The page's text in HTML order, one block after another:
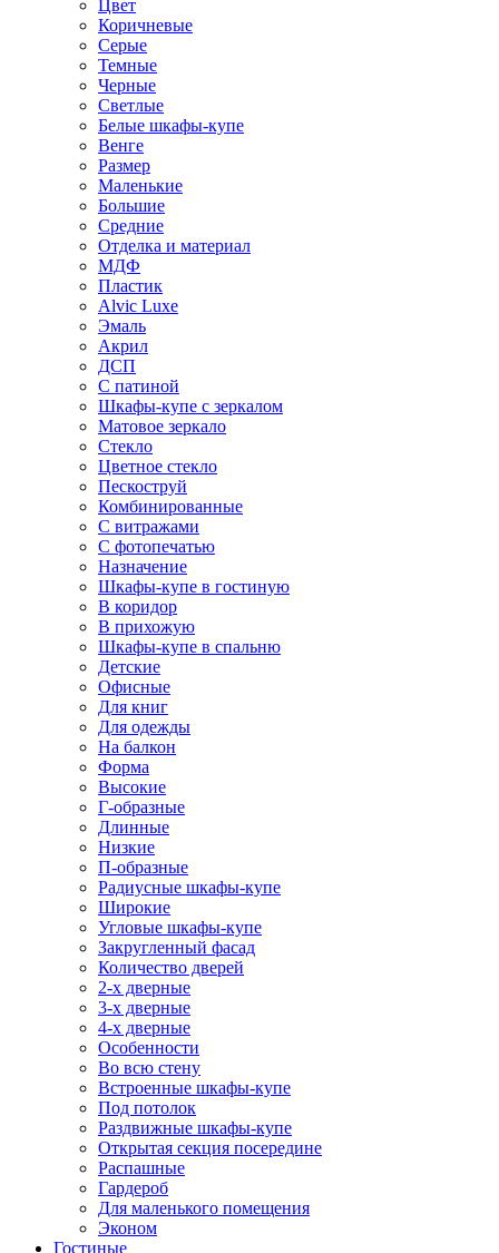
Цвет
Коричневые
Серые
Темные
Черные
Светлые
Белые шкафы-купе
Венге
Размер
Маленькие
Большие
Средние
Отделка и материал
МДФ
Пластик
Alvic Luxe
Эмаль
Акрил
ДСП
С патиной
Шкафы-купе с зеркалом
Матовое зеркало
Стекло
Цветное стекло
Пескоструй
Комбинированные
С витражами
С фотопечатью
Назначение
Шкафы-купе в гостиную
В коридор
В прихожую
Шкафы-купе в спальню
Детские
Офисные
Для книг
Для одежды
На балкон
Форма
Высокие
Г-образные
Длинные
Низкие
П-образные
Радиусные шкафы-купе
Широкие
Угловые шкафы-купе
Закругленный фасад
Количество дверей
2-х дверные
3-х дверные
4-х дверные
Особенности
Во всю стену
Встроенные шкафы-купе
Под потолок
Раздвижные шкафы-купе
Открытая секция посередине
Распашные
Гардероб
Для маленького помещения
Эконом
Гостиные